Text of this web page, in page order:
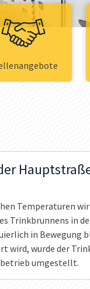
Temperaturen
Trinkbrunnens in
in Bewegung
wird, wurde der
umgestellt.